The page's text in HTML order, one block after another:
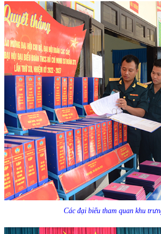
Các đại biểu tham quan khu